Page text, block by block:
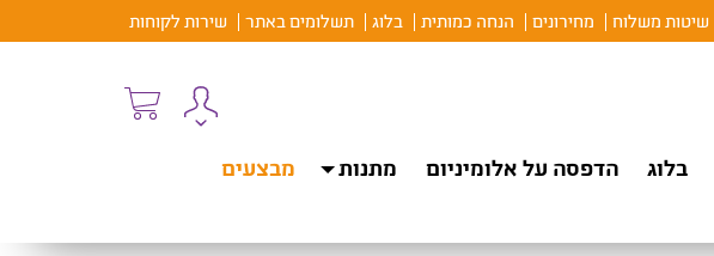
שיטות משלוח מחירונים הנחה כמותית בלוג תשלומים באתר שירות לקוחות
בלוג הדפסה על אלומיניום מתנות
מבצעים